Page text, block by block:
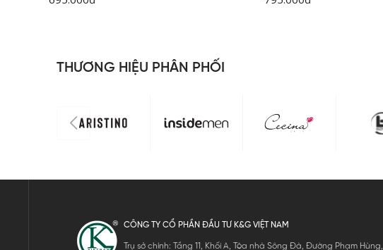
THƯƠNG HIỆU PHÂN PHỐI
CÔNG TY CỔ PHẦN ĐẦU TƯ K&G VIỆT NAM
Trụ sở chính: Tầng 11, Khối A, Tòa nhà Sông Đà, Đường Phạm Hùng,